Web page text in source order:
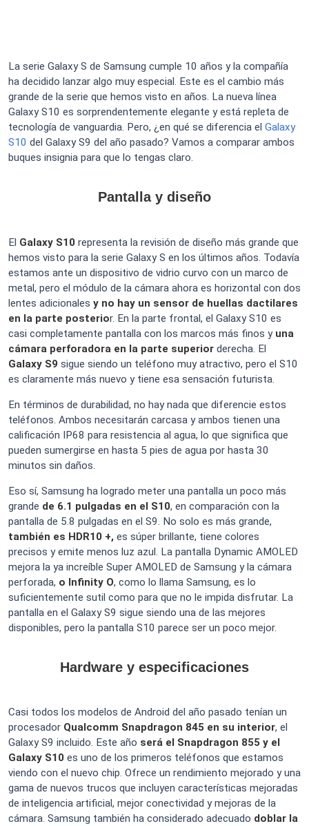
La serie Galaxy S de Samsung cumple 10 años y la compañía
ha decidido lanzar algo muy especial. Este es el cambio más
grande de la serie que hemos visto en años. La nueva línea
Galaxy S10 es sorprendentemente elegante y está repleta de
tecnología de vanguardia. Pero, ¿en qué se diferencia el Galaxy
S10 del Galaxy S9 del año pasado? Vamos a comparar ambos
buques insignia para que lo tengas claro.
Pantalla y diseño
El Galaxy S10 representa la revisión de diseño más grande que
hemos visto para la serie Galaxy S en los últimos años. Todavía
estamos ante un dispositivo de vidrio curvo con un marco de
metal, pero el módulo de la cámara ahora es horizontal con dos
lentes adicionales y no hay un sensor de huellas dactilares
en la parte posterior. En la parte frontal, el Galaxy S10 es
casi completamente pantalla con los marcos más finos y una
cámara perforadora en la parte superior derecha. El
Galaxy S9 sigue siendo un teléfono muy atractivo, pero el S10
es claramente más nuevo y tiene esa sensación futurista.
En términos de durabilidad, no hay nada que diferencie estos
teléfonos. Ambos necesitarán carcasa y ambos tienen una
calificación IP68 para resistencia al agua, lo que significa que
pueden sumergirse en hasta 5 pies de agua por hasta 30
minutos sin daños.
Eso sí, Samsung ha logrado meter una pantalla un poco más
grande de 6.1 pulgadas en el S10, en comparación con la
pantalla de 5.8 pulgadas en el S9. No solo es más grande,
también es HDR10 +, es súper brillante, tiene colores
precisos y emite menos luz azul. La pantalla Dynamic AMOLED
mejora la ya increíble Super AMOLED de Samsung y la cámara
perforada, o Infinity O, como lo llama Samsung, es lo
suficientemente sutil como para que no le impida disfrutar. La
pantalla en el Galaxy S9 sigue siendo una de las mejores
disponibles, pero la pantalla S10 parece ser un poco mejor.
Hardware y especificaciones
Casi todos los modelos de Android del año pasado tenían un
procesador Qualcomm Snapdragon 845 en su interior, el
Galaxy S9 incluido. Este año será el Snapdragon 855 y el
Galaxy S10 es uno de los primeros teléfonos que estamos
viendo con el nuevo chip. Ofrece un rendimiento mejorado y una
gama de nuevos trucos que incluyen características mejoradas
de inteligencia artificial, mejor conectividad y mejoras de la
cámara. Samsung también ha considerado adecuado doblar la